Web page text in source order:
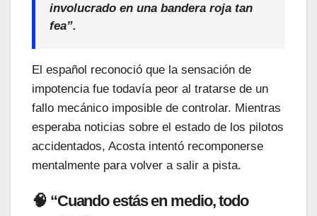
involucrado en una bandera roja tan
fea”.
El español reconoció que la sensación de
impotencia fue todavía peor al tratarse de un
fallo mecánico imposible de controlar. Mientras
esperaba noticias sobre el estado de los pilotos
accidentados, Acosta intentó recomponerse
mentalmente para volver a salir a pista.
🧠 “Cuando estás en medio, todo